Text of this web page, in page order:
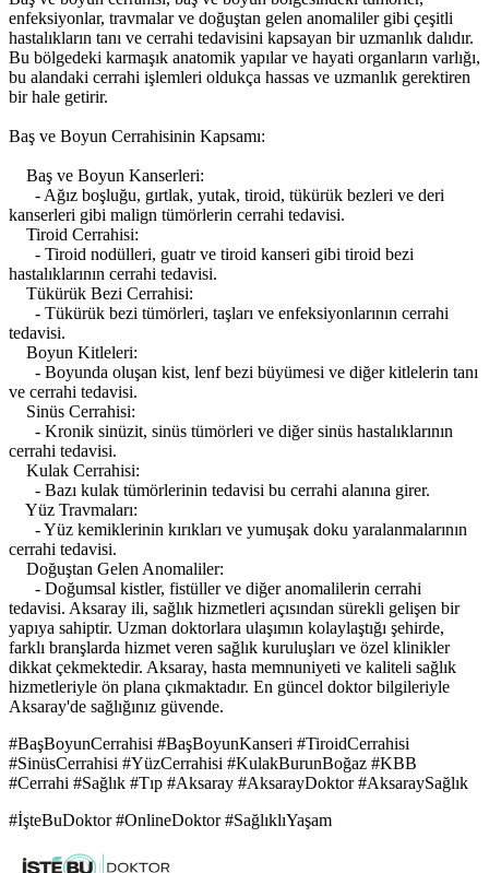
enfeksiyonlar, travmalar ve doğuştan gelen anomaliler gibi çeşitli
hastalıkların tanı ve cerrahi tedavisini kapsayan bir uzmanlık dalıdır.
Bu bölgedeki karmaşık anatomik yapılar ve hayati organların varlığı,
bu alandaki cerrahi işlemleri oldukça hassas ve uzmanlık gerektiren
bir hale getirir.
Baş ve Boyun Cerrahisinin Kapsamı:
Baş ve Boyun Kanserleri:
- Ağız boşluğu, gırtlak, yutak, tiroid, tükürük bezleri ve deri
kanserleri gibi malign tümörlerin cerrahi tedavisi.
Tiroid Cerrahisi:
- Tiroid nodülleri, guatr ve tiroid kanseri gibi tiroid bezi
hastalıklarının cerrahi tedavisi.
Tükürük Bezi Cerrahisi:
- Tükürük bezi tümörleri, taşları ve enfeksiyonlarının cerrahi
tedavisi.
Boyun Kitleleri:
- Boyunda oluşan kist, lenf bezi büyümesi ve diğer kitlelerin tanı
ve cerrahi tedavisi.
Sinüs Cerrahisi:
- Kronik sinüzit, sinüs tümörleri ve diğer sinüs hastalıklarının
cerrahi tedavisi.
Kulak Cerrahisi:
- Bazı kulak tümörlerinin tedavisi bu cerrahi alanına girer.
Yüz Travmaları:
- Yüz kemiklerinin kırıkları ve yumuşak doku yaralanmalarının
cerrahi tedavisi.
Doğuştan Gelen Anomaliler:
- Doğumsal kistler, fistüller ve diğer anomalilerin cerrahi
tedavisi. Aksaray ili, sağlık hizmetleri açısından sürekli gelişen bir
yapıya sahiptir. Uzman doktorlara ulaşımın kolaylaştığı şehirde,
farklı branşlarda hizmet veren sağlık kuruluşları ve özel klinikler
dikkat çekmektedir. Aksaray, hasta memnuniyeti ve kaliteli sağlık
hizmetleriyle ön plana çıkmaktadır. En güncel doktor bilgileriyle
Aksaray'de sağlığınız güvende.
#BaşBoyunCerrahisi #BaşBoyunKanseri #TiroidCerrahisi
#SinüsCerrahisi #YüzCerrahisi #KulakBurunBoğaz #KBB
#Cerrahi #Sağlık #Tıp #Aksaray #AksarayDoktor #AksaraySağlık
#İşteBuDoktor #OnlineDoktor #SağlıklıYaşam